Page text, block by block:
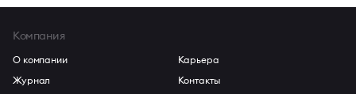
Компания
О компании
Журнал
Карьера
Контакты